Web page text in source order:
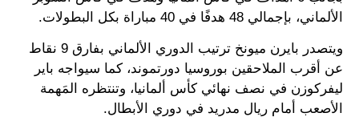
الألماني، بإجمالي 48 هدفًا في 40 مباراة بكل البطولات.
ويتصدر بايرن ميونخ ترتيب الدوري الألماني بفارق 9 نقاط
عن أقرب الملاحقين بوروسيا دورتموند، كما سيواجه باير
ليفركوزن في نصف نهائي كأس ألمانيا، وتنتظره المَهمة
الأصعب أمام ريال مدريد في دوري الأبطال.